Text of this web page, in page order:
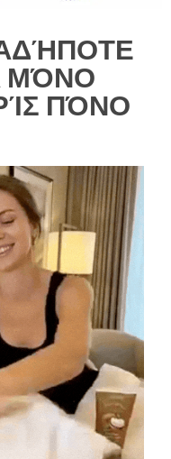
ΜΌΝΟ
ΠΌΝΟ